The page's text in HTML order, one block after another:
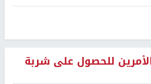
للحصول على شربة